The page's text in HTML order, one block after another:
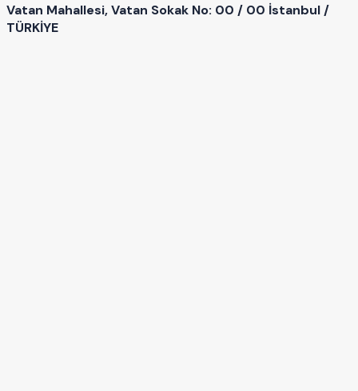
Vatan Mahallesi, Vatan Sokak No: 00 / 00 İstanbul /
TÜRKİYE